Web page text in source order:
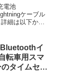
電池
ケーブル
細は以下か
イ
転車用スマ
タイムセー